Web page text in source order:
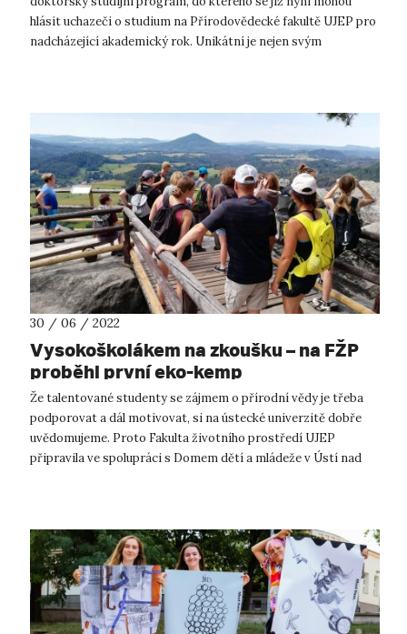
hlásit uchazeči o studium na Přírodovědecké fakultě UJEP pro
nadcházející akademický rok. Unikátní je nejen svým
30 / 06 / 2022
Vysokoškolákem na zkoušku – na FŽP
proběhl první eko-kemp
Že talentované studenty se zájmem o přírodní vědy je třeba
podporovat a dál motivovat, si na ústecké univerzitě dobře
uvědomujeme. Proto Fakulta životního prostředí UJEP
připravila ve spolupráci s Domem dětí a mládeže v Ústí nad